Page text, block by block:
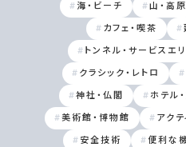
海・ビーチ 山・高原
カフェ・喫茶
トンネル・サービスエ
クラシック・レトロ
神社・仏閣 ホテル
美術館・博物館 アクテ
安全技術 便利な